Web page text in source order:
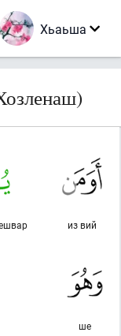
Хьаьша
из вий
ше